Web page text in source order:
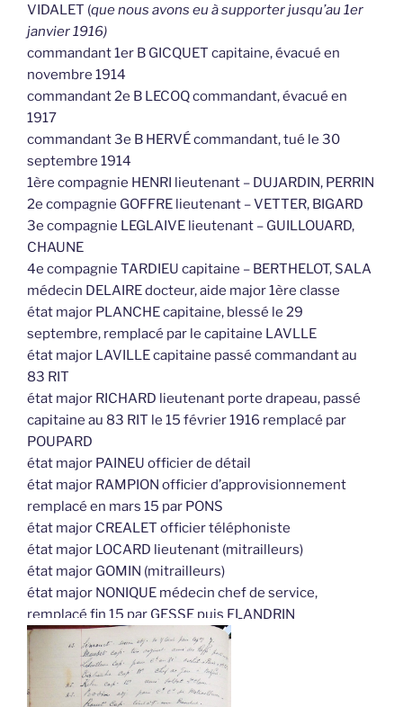
VIDALET (que nous avons eu à supporter jusqu’au 1er
janvier 1916)
commandant 1er B GICQUET capitaine, évacué en
novembre 1914
commandant 2e B LECOQ commandant, évacué en
1917
commandant 3e B HERVÉ commandant, tué le 30
septembre 1914
1ère compagnie HENRI lieutenant – DUJARDIN, PERRIN
2e compagnie GOFFRE lieutenant – VETTER, BIGARD
3e compagnie LEGLAIVE lieutenant – GUILLOUARD,
CHAUNE
4e compagnie TARDIEU capitaine – BERTHELOT, SALA
médecin DELAIRE docteur, aide major 1ère classe
état major PLANCHE capitaine, blessé le 29
septembre, remplacé par le capitaine LAVLLE
état major LAVILLE capitaine passé commandant au
83 RIT
état major RICHARD lieutenant porte drapeau, passé
capitaine au 83 RIT le 15 février 1916 remplacé par
POUPARD
état major PAINEU officier de détail
état major RAMPION officier d’approvisionnement
remplacé en mars 15 par PONS
état major CREALET officier téléphoniste
état major LOCARD lieutenant (mitrailleurs)
état major GOMIN (mitrailleurs)
état major NONIQUE médecin chef de service,
remplacé fin 15 par GESSE puis FLANDRIN